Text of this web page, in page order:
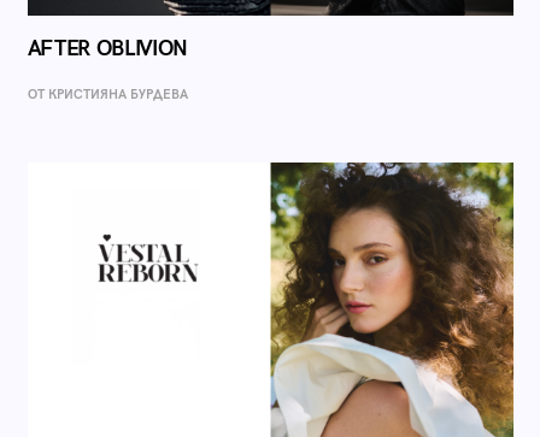
AFTER OBLIVION
ОТ КРИСТИЯНА БУРДЕВА